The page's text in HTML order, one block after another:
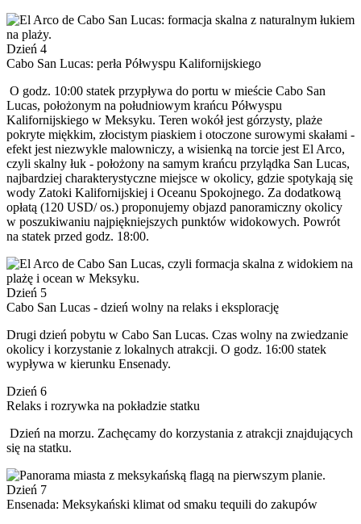
Dzień 4
Cabo San Lucas: perła Półwyspu Kalifornijskiego
O godz. 10:00 statek przypływa do portu w mieście Cabo San
Lucas, położonym na południowym krańcu Półwyspu
Kalifornijskiego w Meksyku. Teren wokół jest górzysty, plaże
pokryte miękkim, złocistym piaskiem i otoczone surowymi skałami -
efekt jest niezwykle malowniczy, a wisienką na torcie jest El Arco,
czyli skalny łuk - położony na samym krańcu przylądka San Lucas,
najbardziej charakterystyczne miejsce w okolicy, gdzie spotykają się
wody Zatoki Kalifornijskiej i Oceanu Spokojnego. Za dodatkową
opłatą (120 USD/ os.) proponujemy objazd panoramiczny okolicy
w poszukiwaniu najpiękniejszych punktów widokowych. Powrót
na statek przed godz. 18:00.
Dzień 5
Cabo San Lucas - dzień wolny na relaks i eksplorację
Drugi dzień pobytu w Cabo San Lucas. Czas wolny na zwiedzanie
okolicy i korzystanie z lokalnych atrakcji. O godz. 16:00 statek
wypływa w kierunku Ensenady.
Dzień 6
Relaks i rozrywka na pokładzie statku
Dzień na morzu. Zachęcamy do korzystania z atrakcji znajdujących
się na statku.
Dzień 7
Ensenada: Meksykański klimat od smaku tequili do zakupów